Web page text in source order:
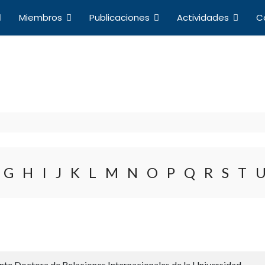
Miembros Publicaciones Actividades
G H I J K L M N O P Q R S T